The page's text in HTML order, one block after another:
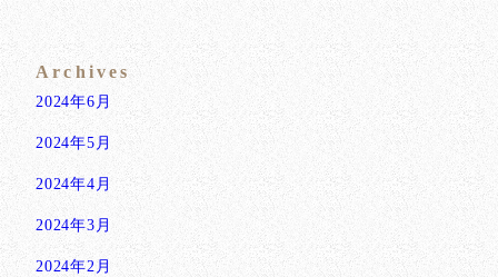
Archives
2024年6月
2024年5月
2024年4月
2024年3月
2024年2月